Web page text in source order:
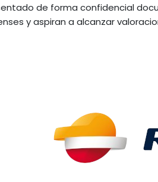
de forma confidencial
y aspiran a alcanzar